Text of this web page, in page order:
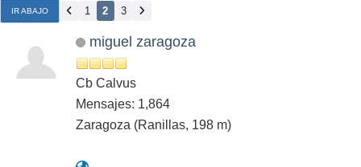
IR ABAJO 1 2 3
miguel zaragoza
Cb Calvus
Mensajes: 1,864
Zaragoza (Ranillas, 198 m)